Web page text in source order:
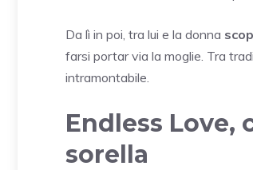
Da lì in poi, tra lui e la donna
farsi portar via la moglie. Tra
intramontabile.
Endless Love,
sorella